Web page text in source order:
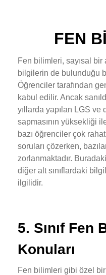
FEN
Fen bilimleri, sayısal bir
bilgilerin de bulunduğu
Öğrenciler tarafından
kabul edilir. Ancak
yıllarda yapılan LGS ve
sapmasının yüksekliği
bazı öğrenciler çok
soruları çözerken,
zorlanmaktadır.
diğer alt sınıflardaki
ilgilidir.
5. Sınıf Fen
Konuları
Fen bilimleri gibi özel